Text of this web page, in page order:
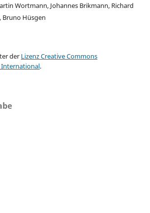
Wortmann, Johannes Brikmann, Richard
Bruno Hüsgen
der Lizenz Creative Commons
International.